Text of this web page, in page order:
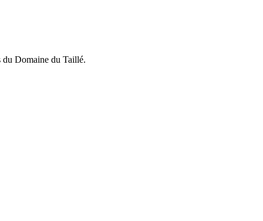
du Domaine du Taillé.